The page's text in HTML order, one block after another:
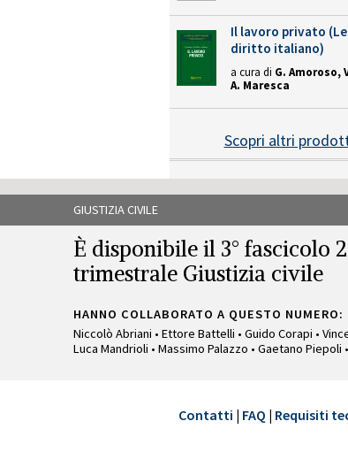
Il lavoro privato
diritto italiano)
a cura di G. Amoroso,
A. Maresca
Scopri altri
GIUSTIZIA CIVILE
È disponibile il 3° fascicolo
trimestrale Giustizia civile
HANNO COLLABORATO A QUESTO NUMERO:
Niccolò Abriani • Ettore Battelli • Guido Corapi •
Luca Mandrioli • Massimo Palazzo • Gaetano Piepoli
Contatti | FAQ | Requisiti